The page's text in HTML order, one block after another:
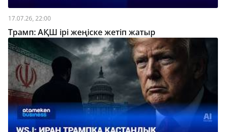
17.07.26, 22:00
Трамп: АҚШ ірі жеңіске жетіп жатыр